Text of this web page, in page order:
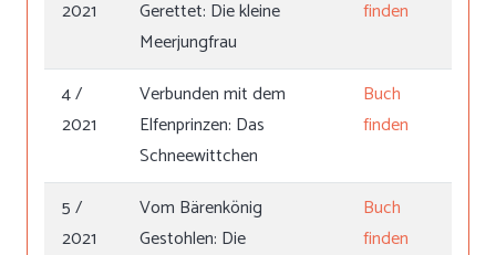
2021
Gerettet: Die kleine
Meerjungfrau
finden
4 /
2021
Verbunden mit dem
Elfenprinzen: Das
Schneewittchen
Buch
finden
5 /
2021
Vom Bärenkönig
Gestohlen: Die
Buch
finden